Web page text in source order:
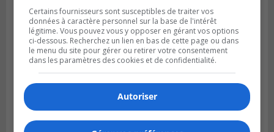
Certains fournisseurs sont susceptibles de traiter vos
données à caractère personnel sur la base de l'intérêt
légitime. Vous pouvez vous y opposer en gérant vos options
ci-dessous. Recherchez un lien en bas de cette page ou dans
le menu du site pour gérer ou retirer votre consentement
dans les paramètres des cookies et de confidentialité.
Autoriser